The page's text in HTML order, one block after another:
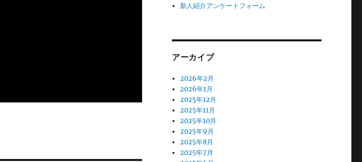
新人紹介アンケートフォーム
アーカイブ
2026年2月
2026年1月
2025年12月
2025年11月
2025年10月
2025年9月
2025年8月
2025年7月